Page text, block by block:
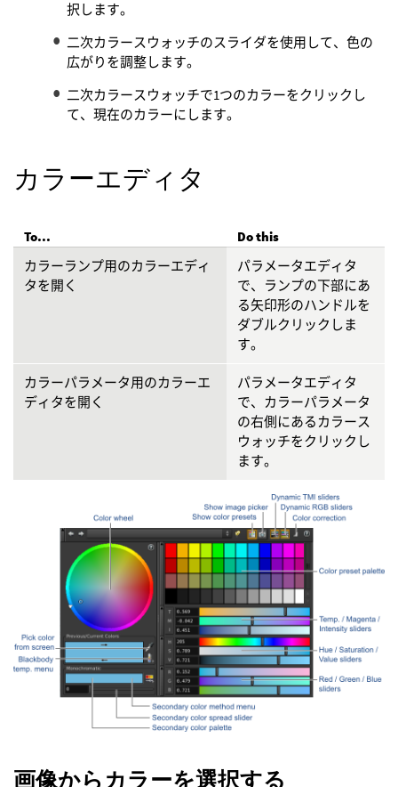
択します。
二次カラースウォッチのスライダを使用して、色の
広がりを調整します。
二次カラースウォッチで1つのカラーをクリックし
て、現在のカラーにします。
カラーエディタ
To...
Do this
カラーランプ用のカラーエディ
タを開く
パラメータエディタ
で、ランプの下部にあ
る矢印形のハンドルを
ダブルクリックしま
す。
カラーパラメータ用のカラーエ
ディタを開く
パラメータエディタ
で、カラーパラメータ
の右側にあるカラース
ウォッチをクリックし
ます。
画像からカラーを選択する